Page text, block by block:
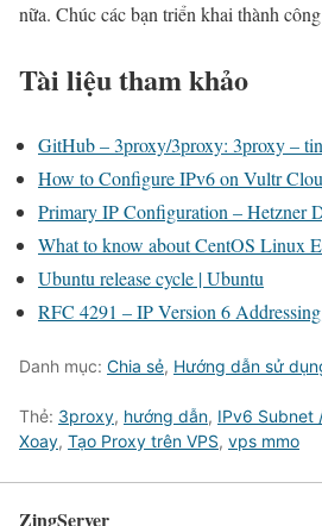
nữa. Chúc các bạn triển khai thành
Tài liệu tham khảo
GitHub – 3proxy/3proxy: 3proxy –
How to Configure IPv6 on Vultr
Primary IP Configuration – Hetzner
What to know about CentOS Linux
Ubuntu release cycle | Ubuntu
RFC 4291 – IP Version 6
Danh mục: Chia sẻ, Hướng dẫn sử
Thẻ: 3proxy, hướng dẫn, IPv6 Subnet
Xoay, Tạo Proxy trên VPS, vps mmo
ZingServer